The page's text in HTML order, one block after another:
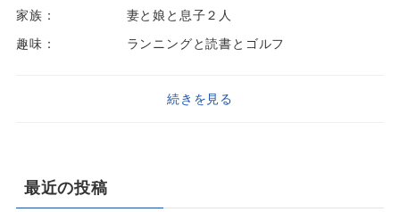
家族：
妻と娘と息子２人
趣味：
ランニングと読書とゴルフ
続きを見る
最近の投稿